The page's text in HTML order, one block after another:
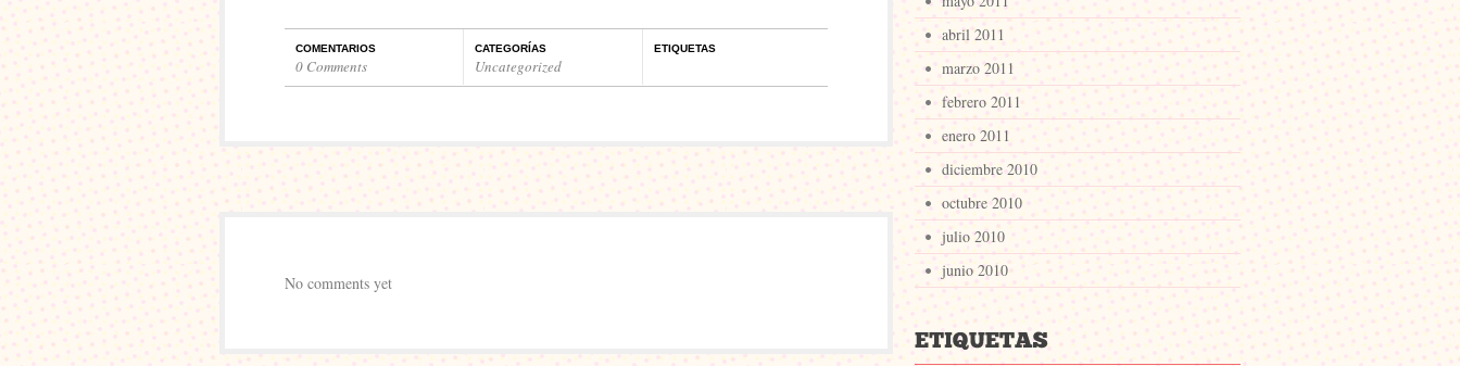
COMENTARIOS
0 Comments
CATEGORÍAS
Uncategorized
ETIQUETAS
No comments yet
abril 2011
marzo 2011
febrero 2011
enero 2011
diciembre 2010
octubre 2010
julio 2010
junio 2010